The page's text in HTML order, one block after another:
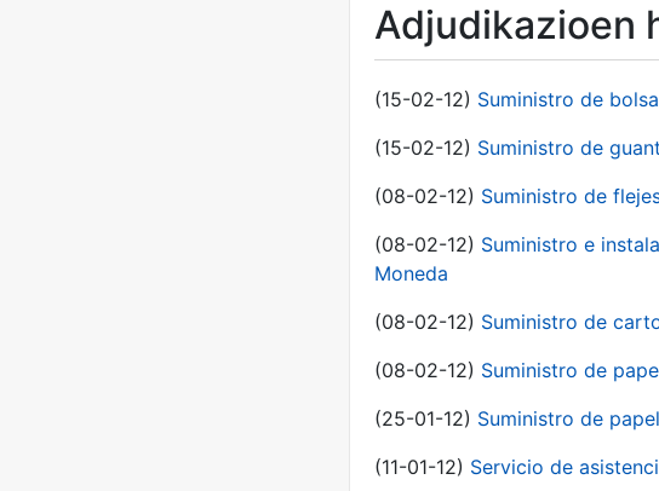
Adjudikazioen
(15-02-12) Suministro de
(15-02-12) Suministro de
(08-02-12) Suministro de
(08-02-12) Suministro e
Moneda
(08-02-12) Suministro de
(08-02-12) Suministro de
(25-01-12) Suministro de
(11-01-12) Servicio de